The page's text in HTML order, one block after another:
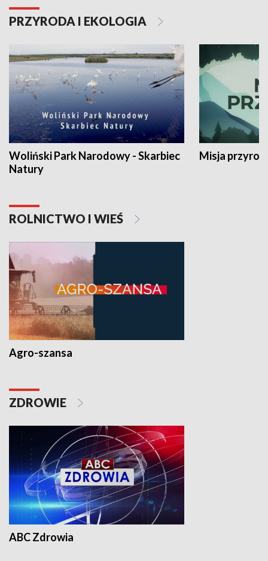
PRZYRODA I EKOLOGIA
Woliński Park Narodowy - Skarbiec
Natury
Misja
ROLNICTWO I WIEŚ
Agro-szansa
ZDROWIE
ABC Zdrowia